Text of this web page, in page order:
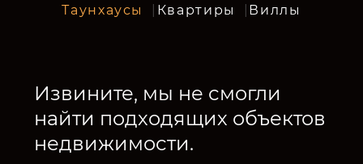
Таунхаусы Квартиры Виллы
Извините, мы не смогли
найти подходящих объектов
недвижимости.